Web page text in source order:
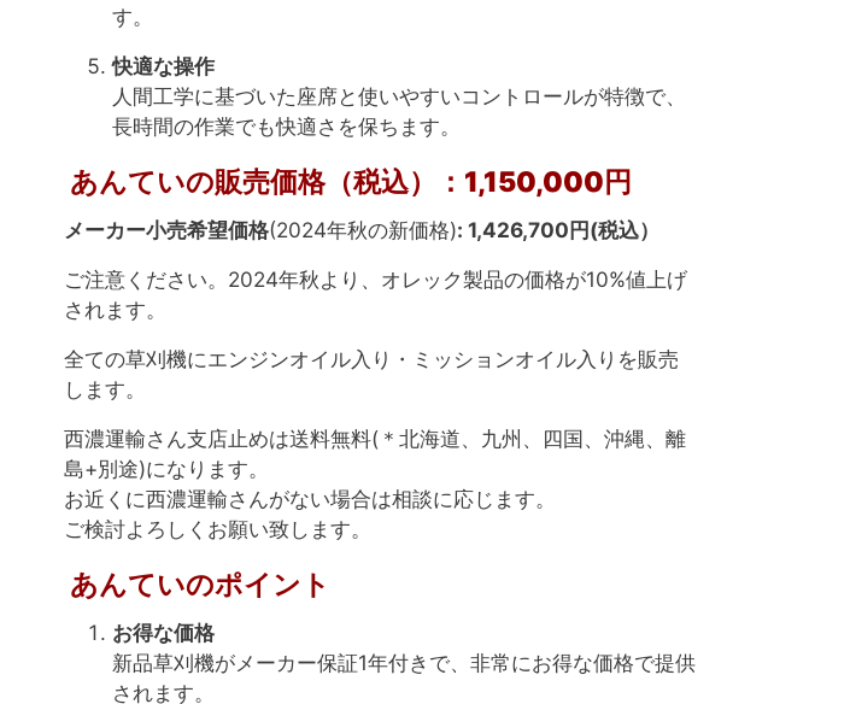
す。
快適な操作
人間工学に基づいた座席と使いやすいコントロールが特徴で、
長時間の作業でも快適さを保ちます。
あんていの販売価格（税込）：1,150,000円
メーカー小売希望価格(2024年秋の新価格): 1,426,700円(税込）
ご注意ください。2024年秋より、オレック製品の価格が10%値上げ
されます。
全ての草刈機にエンジンオイル入り・ミッションオイル入りを販売
します。
西濃運輸さん支店止めは送料無料(＊北海道、九州、四国、沖縄、離
島+別途)になります。
お近くに西濃運輸さんがない場合は相談に応じます。
ご検討よろしくお願い致します。
あんていのポイント
お得な価格
新品草刈機がメーカー保証1年付きで、非常にお得な価格で提供
されます。